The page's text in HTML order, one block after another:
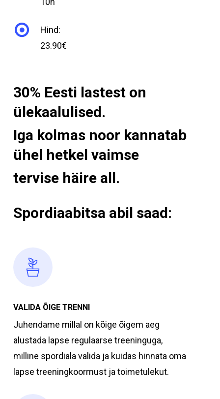
Hind:
23.90€
30% Eesti lastest on
ülekaalulised.
Iga kolmas noor kannatab
ühel hetkel vaimse
tervise häire all.
Spordiaabitsa abil saad:
VALIDA ÕIGE TRENNI
Juhendame millal on kõige õigem aeg
alustada lapse regulaarse treeninguga,
milline spordiala valida ja kuidas hinnata oma
lapse treeningkoormust ja toimetulekut.